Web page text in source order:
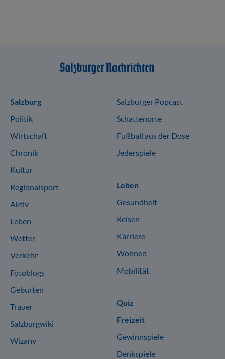
Sitemap
Salzburg
Politik
Wirtschaft
Chronik
Kultur
Regionalsport
Aktiv
Leben
Wetter
Verkehr
Fotoblogs
Geburten
Trauer
Salzburgwiki
Wizany
Salzburger Popcast
Schattenorte
Fußball aus der Dose
Jederspiele
Leben
Gesundheit
Reisen
Karriere
Wohnen
Mobilität
Quiz
Freizeit
Gewinnspiele
Denkspiele